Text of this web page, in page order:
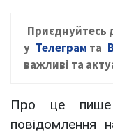
Приєднуйтесь
у Телеграм та
важливі та
Про це
повідомлення